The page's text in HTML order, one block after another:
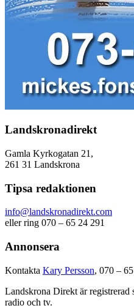
Landskronadirekt
Gamla Kyrkogatan 21,
261 31 Landskrona
Tipsa redaktionen
info@landskronadirekt.com
eller ring 070 – 65 24 291
Annonsera
Kontakta Kary Persson, 070 –
Landskrona Direkt är registrerad
radio och tv.